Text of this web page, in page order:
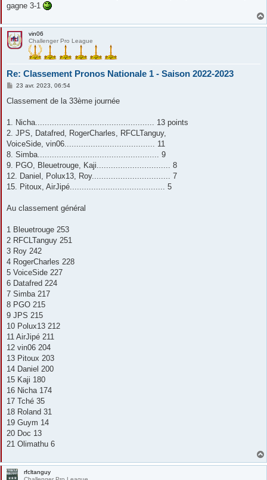
gagne 3-1
vin06
Challenger Pro League
Re: Classement Pronos Nationale 1 - Saison 2022-2023
M
s
g
23 avr. 2023, 06:54
Classement de la 33ème journée
1. Nicha.................................................. 13 points
2. JPS, Datafred, RogerCharles, RFCLTanguy,
VoiceSide, vin06...................................... 11
8. Simba................................................... 9
9. PGO, Bleuetrouge, Kaji............................... 8
12. Daniel, Polux13, Roy................................. 7
15. Pitoux, AirJipé........................................ 5
Au classement général
1 Bleuetrouge 253
2 RFCLTanguy 251
3 Roy 242
4 RogerCharles 228
5 VoiceSide 227
6 Datafred 224
7 Simba 217
8 PGO 215
9 JPS 215
10 Polux13 212
11 AirJipé 211
12 vin06 204
13 Pitoux 203
14 Daniel 200
15 Kaji 180
16 Nicha 174
17 Tché 35
18 Roland 31
19 Guym 14
20 Doc 13
21 Olimathu 6
rfcltanguy